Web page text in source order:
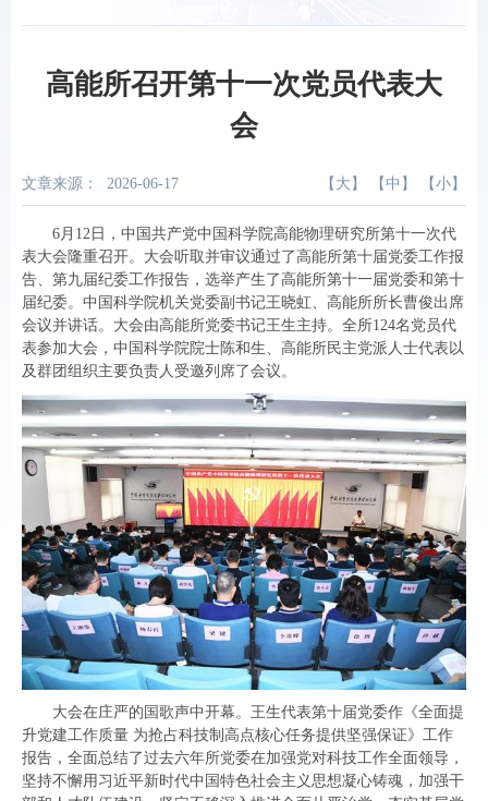
高能所召开第十一次党员代表大
会
文章来源： 2026-06-17 【 大 】 【 中 】 【 小 】
6月12日，中国共产党中国科学院高能物理研究所第十一次代
表大会隆重召开。大会听取并审议通过了高能所第十届党委工作报
告、第九届纪委工作报告，选举产生了高能所第十一届党委和第十
届纪委。中国科学院机关党委副书记王晓虹、高能所所长曹俊出席
会议并讲话。大会由高能所党委书记王生主持。全所124名党员代
表参加大会，中国科学院院士陈和生、高能所民主党派人士代表以
及群团组织主要负责人受邀列席了会议。
大会在庄严的国歌声中开幕。王生代表第十届党委作《全面提
升党建工作质量 为抢占科技制高点核心任务提供坚强保证》工作
报告，全面总结了过去六年所党委在加强党对科技工作全面领导，
坚持不懈用习近平新时代中国特色社会主义思想凝心铸魂，加强干